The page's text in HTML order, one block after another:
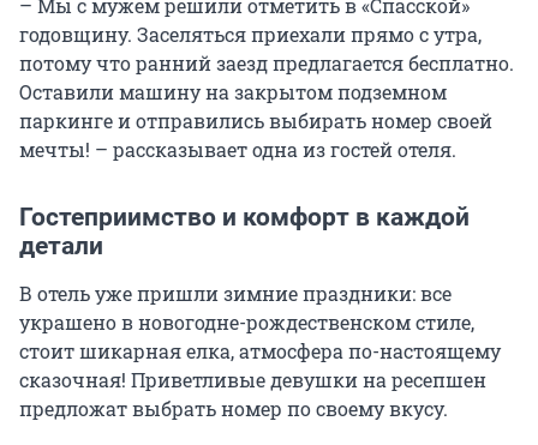
– Мы с мужем решили отметить в «Спасской»
годовщину. Заселяться приехали прямо с утра,
потому что ранний заезд предлагается бесплатно.
Оставили машину на закрытом подземном
паркинге и отправились выбирать номер своей
мечты! – рассказывает одна из гостей отеля.
Гостеприимство и комфорт в каждой
детали
В отель уже пришли зимние праздники: все
украшено в новогодне-рождественском стиле,
стоит шикарная елка, атмосфера по-настоящему
сказочная! Приветливые девушки на ресепшен
предложат выбрать номер по своему вкусу.